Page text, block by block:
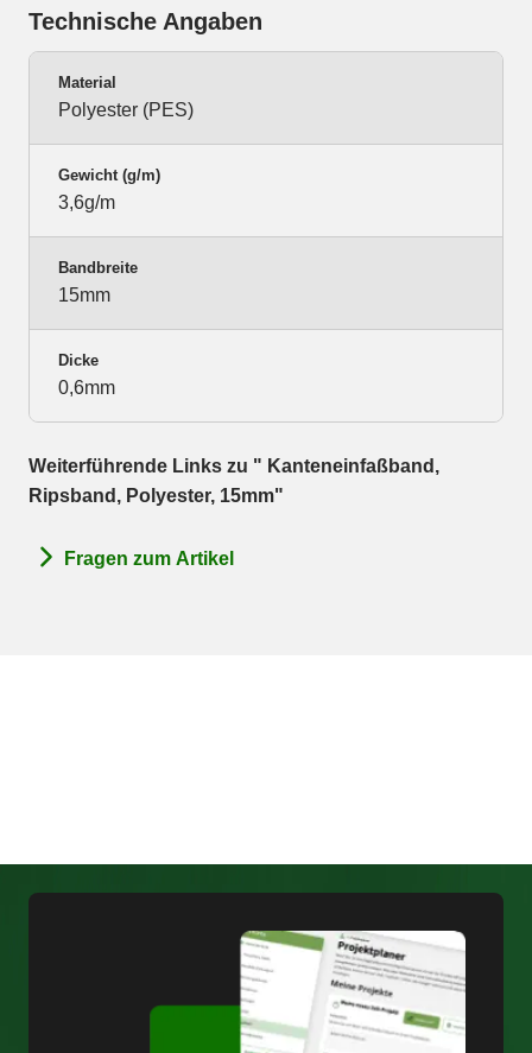
Technische Angaben
Material
Polyester (PES)
Gewicht (g/m)
3,6g/m
Bandbreite
15mm
Dicke
0,6mm
Weiterführende Links zu " Kanteneinfaßband,
Ripsband, Polyester, 15mm"
Fragen zum Artikel